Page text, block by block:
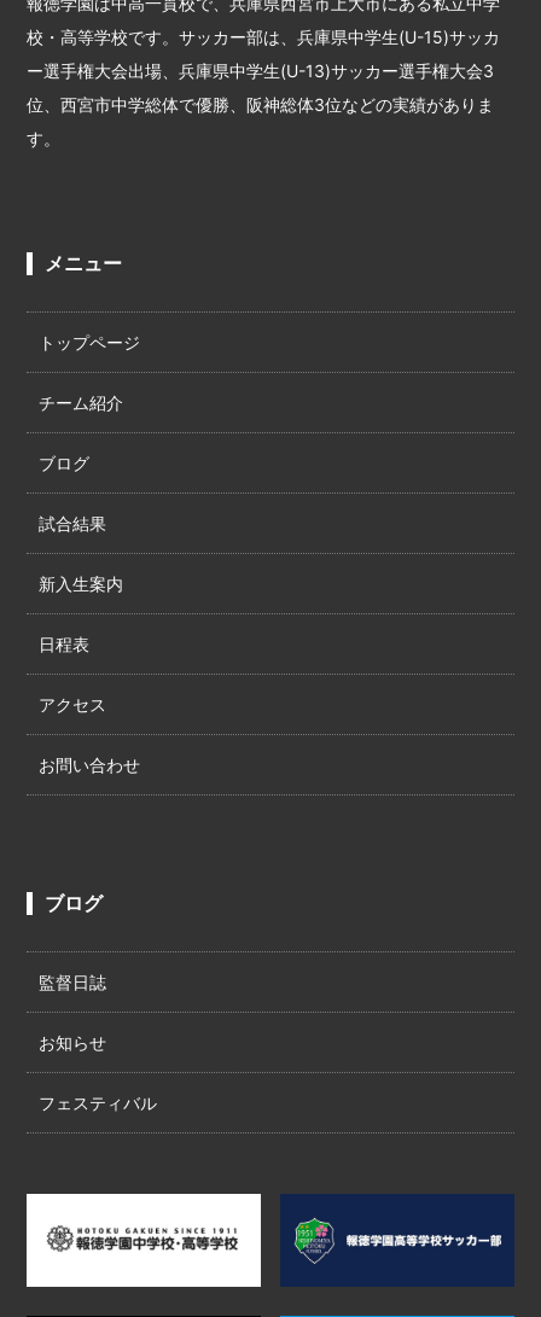
校・高等学校です。サッカー部は、兵庫県中学生(U-15)サッカ
ー選手権大会出場、兵庫県中学生(U-13)サッカー選手権大会3
位、西宮市中学総体で優勝、阪神総体3位などの実績がありま
す。
メニュー
トップページ
チーム紹介
ブログ
試合結果
新入生案内
日程表
アクセス
お問い合わせ
ブログ
監督日誌
お知らせ
フェスティバル